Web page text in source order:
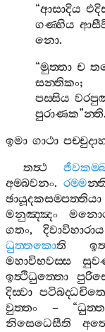
“ආසාදිය
ගණ‍්හිය
නො.
“මුත‍්තා ච
සන‍්තිකං;
පස‍්සිය
පුරාණක”න‍්ති
ඉමා ගාථා
තත්‍ථ
අම‍්බවනං.රම‍්ම
ඡායූදකසම‍්පත‍්තියා
මනුඤ‍්ඤං
ගතං,දිවාවිහාරාය
ධුත‍්තකොති
මහාවිභවස‍්ස
ඉත්‍ථිධුත‍්තො
දිස‍්වා
වුත‍්තං – “
නිසෙධෙසීති